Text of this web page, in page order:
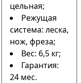
цельная;
Режущая
система: леска,
нож, фреза;
Вес: 6,5 кг;
Гарантия:
24 мес.